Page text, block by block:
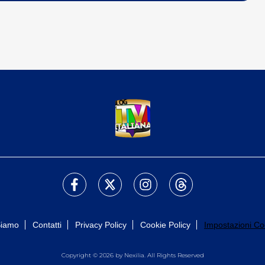
Contatti Privacy Policy Cookie Policy Impostazioni
Copyright © 2026 by Nexilia. All Rights Reserved